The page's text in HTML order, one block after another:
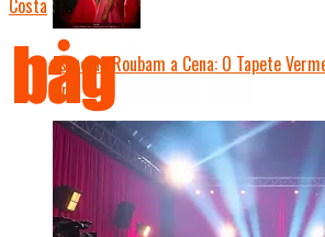
Costa
Estrelas Roubam a Cena: O Tapete
Ano